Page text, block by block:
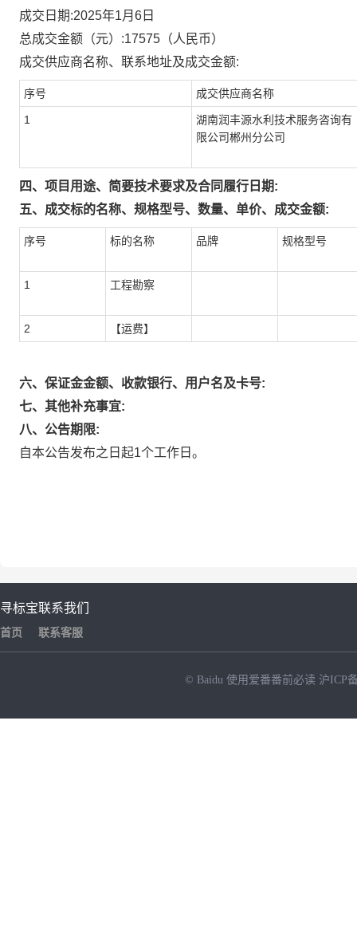
成交日期:2025年1月6日
总成交金额（元）:17575 （人民币）
成交供应商名称、联系地址及成交金额:
序号 成交供应商名称
1
湖南润丰源水利技术服务咨询有
限公司郴州分公司
四、项目用途、简要技术要求及合同履行日期:
五、成交标的名称、规格型号、数量、单价、成交金额:
序号 标的名称 品牌 规格型号
1 工程勘察
2 【运费】
六、保证金金额、收款银行、用户名及卡号:
七、其他补充事宜:
八、公告期限:
自本公告发布之日起1个工作日。
寻标宝
首页
联系我们
联系客服
© Baidu 使用爱番番前必读 沪ICP